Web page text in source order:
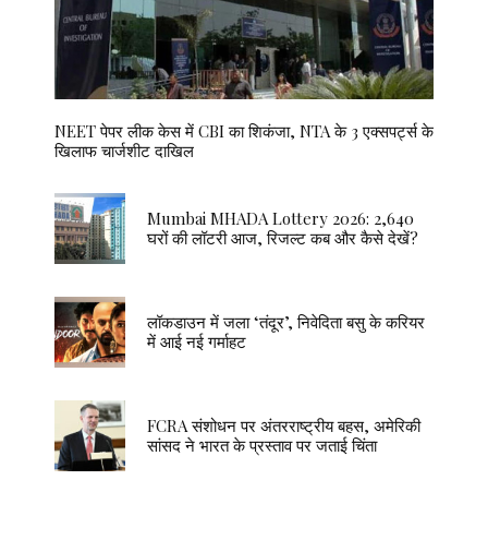
NEET पेपर लीक केस में CBI का शिकंजा, NTA के 3 एक्सपर्ट्स के
खिलाफ चार्जशीट दाखिल
Mumbai MHADA Lottery 2026: 2,640
घरों की लॉटरी आज, रिजल्ट कब और कैसे देखें?
लॉकडाउन में जला ‘तंदूर’, निवेदिता बसु के करियर
में आई नई गर्माहट
FCRA संशोधन पर अंतरराष्ट्रीय बहस, अमेरिकी
सांसद ने भारत के प्रस्ताव पर जताई चिंता